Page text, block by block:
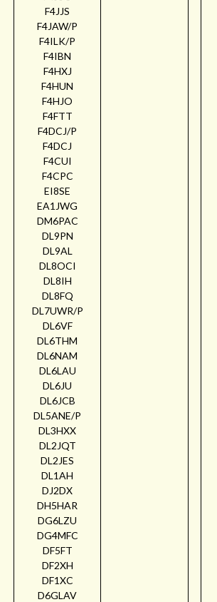
F4JJS
F4JAW/P
F4ILK/P
F4IBN
F4HXJ
F4HUN
F4HJO
F4FTT
F4DCJ/P
F4DCJ
F4CUI
F4CPC
EI8SE
EA1JWG
DM6PAC
DL9PN
DL9AL
DL8OCI
DL8IH
DL8FQ
DL7UWR/P
DL6VF
DL6THM
DL6NAM
DL6LAU
DL6JU
DL6JCB
DL5ANE/P
DL3HXX
DL2JQT
DL2JES
DL1AH
DJ2DX
DH5HAR
DG6LZU
DG4MFC
DF5FT
DF2XH
DF1XC
D6GLAV